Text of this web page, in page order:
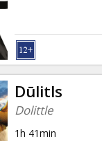
Dūlitls
Dolittle
1h 41min